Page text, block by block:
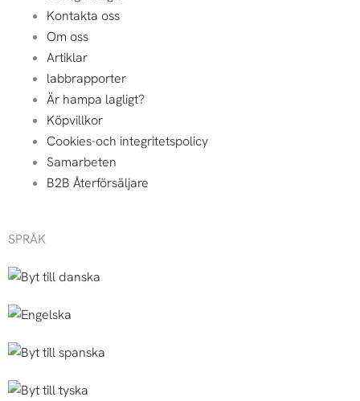
Kontakta oss
Om oss
Artiklar
labbrapporter
Är hampa lagligt?
Köpvillkor
Cookies-och integritetspolicy
Samarbeten
B2B Återförsäljare
SPRÅK